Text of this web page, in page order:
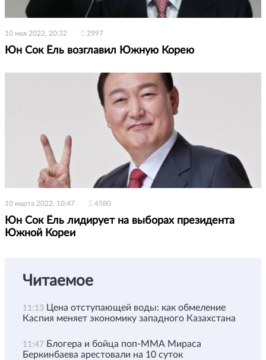
10 мая 2022, 20:32 2997
Юн Сок Ёль возглавил Южную Корею
10 марта 2022, 10:47 4580
Юн Сок Ёль лидирует на выборах президента
Южной Кореи
Читаемое
11:13 Цена отступающей воды: как обмеление
Каспия меняет экономику западного Казахстана
11:47 Блогера и бойца поп-ММА Мираса
Беркинбаева арестовали на 10 суток